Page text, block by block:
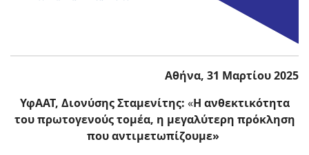
Αθήνα, 31 Μαρτίου 2025
ΥφΑΑΤ, Διονύσης Σταμενίτης: «Η ανθεκτικότητα
του πρωτογενούς τομέα, η μεγαλύτερη πρόκληση
που αντιμετωπίζουμε»